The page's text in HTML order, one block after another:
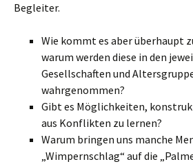
Begleiter.
Wie kommt es aber überhaupt
warum werden diese in den
Gesellschaften und
wahrgenommen?
Gibt es Möglichkeiten,
aus Konflikten zu lernen?
Warum bringen uns manche
„Wimpernschlag“ auf die